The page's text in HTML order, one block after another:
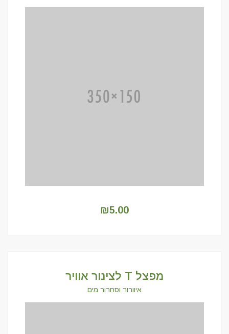
₪5.00
מפצל T לצינור אוויר
איוורור וסחרור מים